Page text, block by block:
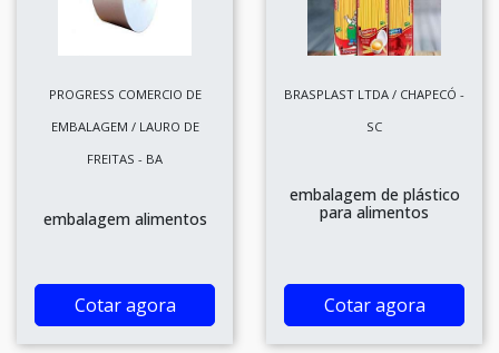
PROGRESS COMERCIO DE
EMBALAGEM / LAURO DE
FREITAS - BA
embalagem alimentos
Cotar agora
BRASPLAST LTDA / CHAPECÓ -
SC
embalagem de plástico
para alimentos
Cotar agora